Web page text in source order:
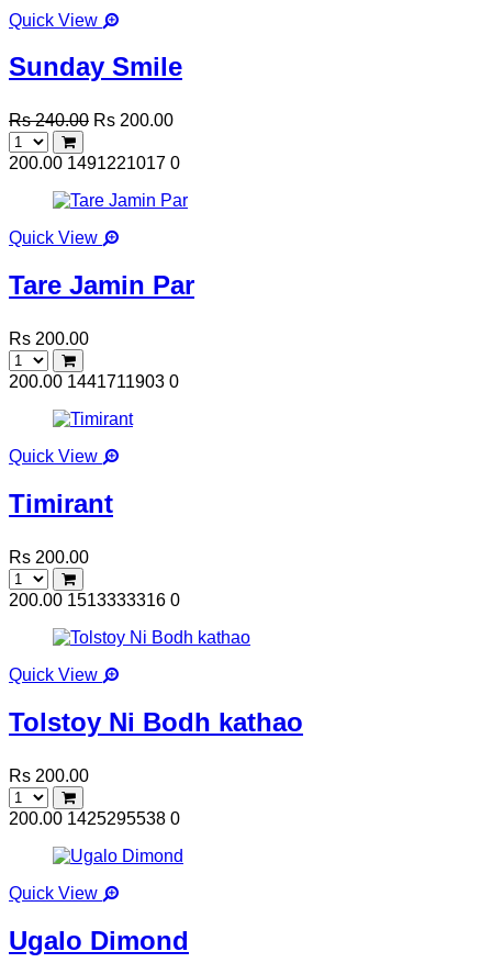
Quick View
Sunday Smile
Rs 240.00 Rs 200.00
200.00 1491221017 0
Quick View
Tare Jamin Par
Rs 200.00
200.00 1441711903 0
Quick View
Timirant
Rs 200.00
200.00 1513333316 0
Quick View
Tolstoy Ni Bodh kathao
Rs 200.00
200.00 1425295538 0
Quick View
Ugalo Dimond